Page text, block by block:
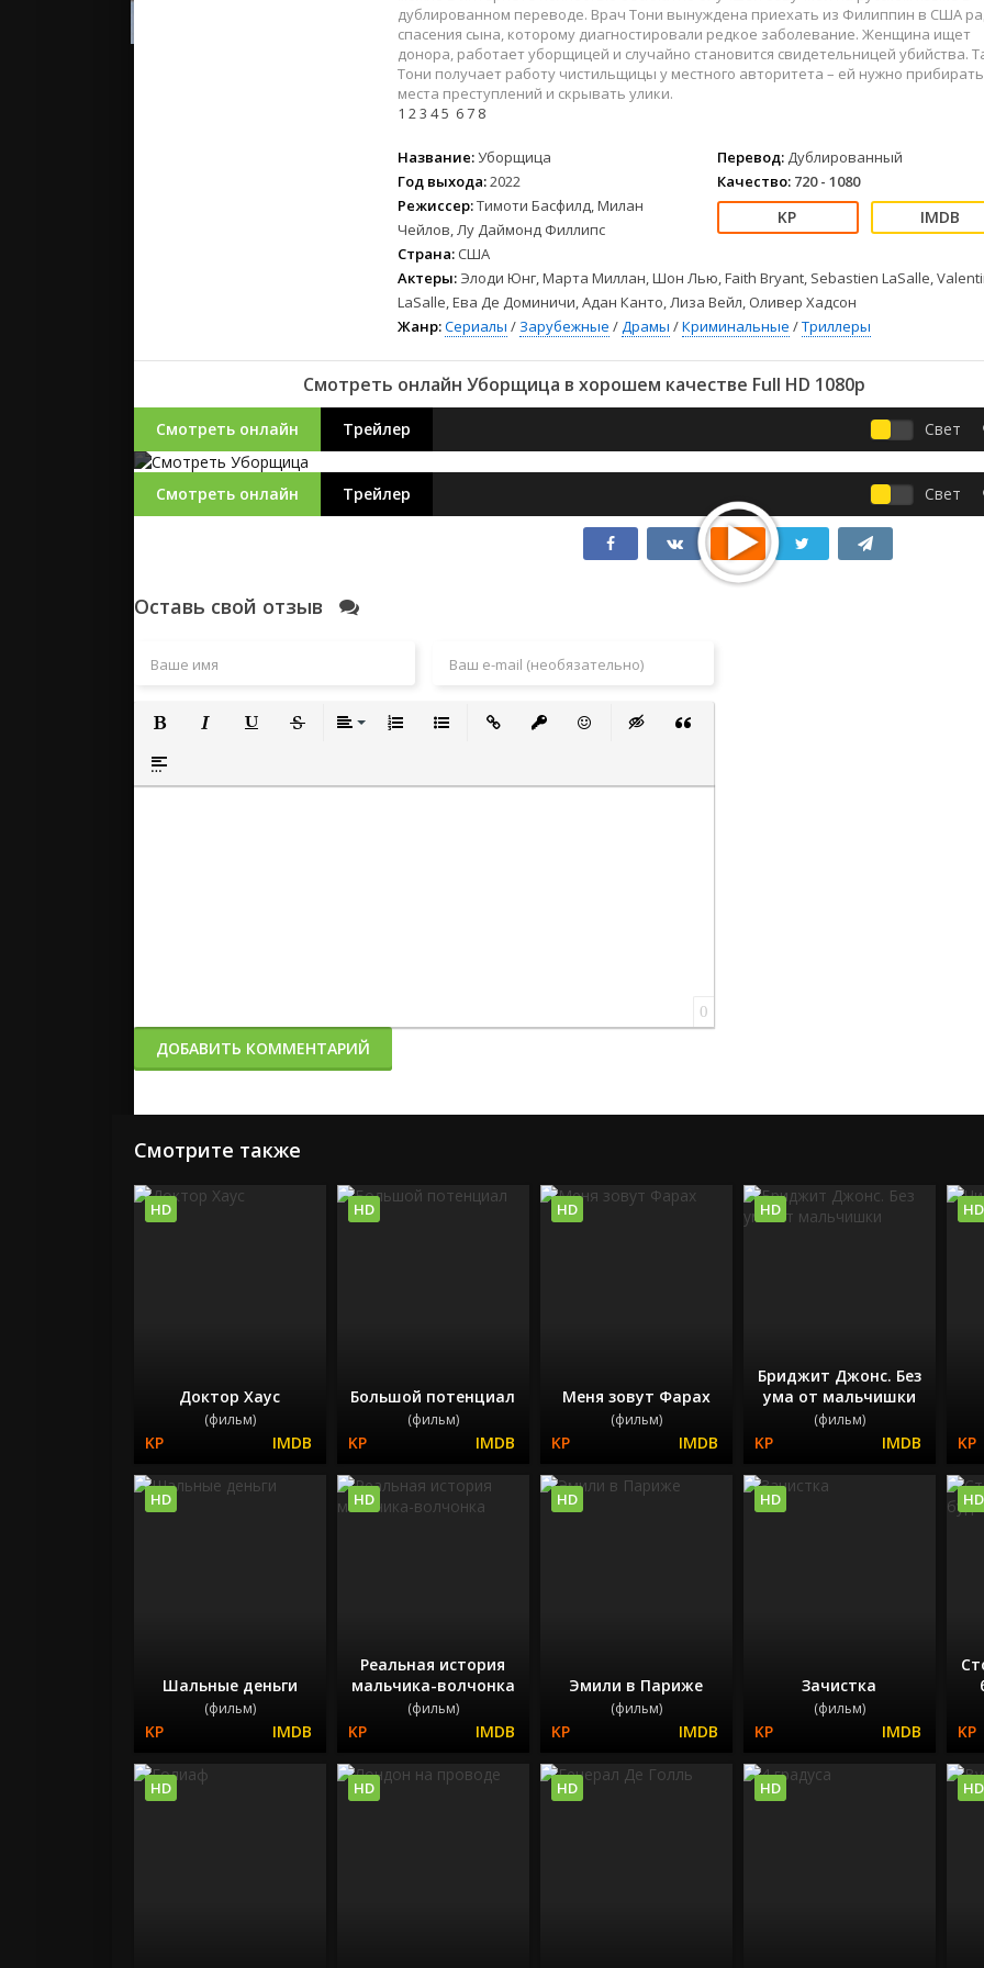
2022
2021
Русские
Зарубежные
Детские
Драмы
Комедии
Спорт
Триллеры
Ужасы
2022
2021
Зарубежные
Фильмы из соцетей
дублированном переводе. Врач Тони вынуждена приехать из Филиппин в США
спасения сына, которому диагностировали редкое заболевание. Женщина ищет
донора, работает уборщицей и случайно становится свидетельницей убийства.
Тони получает работу чистильщицы у местного авторитета – ей нужно прибирать
места преступлений и скрывать улики.
1 23 45 67 8
Название:Уборщица
Год выхода:2022
Режиссер:Тимоти Басфилд, Милан
Чейлов, Лу Даймонд Филлипс
Страна: США
Перевод: Дублированный
Качество: 720 - 1080
Актеры: Элоди Юнг, Марта Миллан, Шон Лью, Faith Bryant, Sebastien LaSalle,
LaSalle, Ева Де Доминичи, Адан Канто, Лиза Вейл, Оливер Хадсон
Жанр:Сериалы / Зарубежные /Драмы /Криминальные /Триллеры
Смотреть онлайн Уборщица в хорошем качестве Full HD 1080p
Смотреть онлайн Трейлер Свет
Смотреть онлайн Трейлер Свет
Оставь свой отзыв
Полужирный
Вставка спойлера
0
ДОБАВИТЬ КОММЕНТАРИЙ
Смотрите также
Доктор Хаус
(фильм)
HD
Большой потенциал
(фильм)
HD
Меня зовут Фарах
(фильм)
HD
Бриджит Джонс. Без
ума от мальчишки
(фильм)
HD HD
Шальные деньги
(фильм)
HD
Реальная история
мальчика-волчонка
(фильм)
HD
Эмили в Париже
(фильм)
HD
Зачистка
(фильм)
HD HD
HD HD HD HD HD